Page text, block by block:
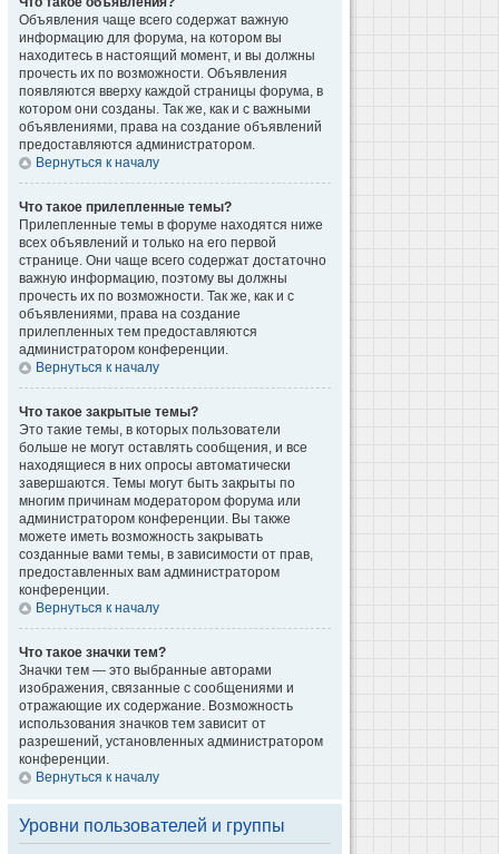
Объявления чаще всего содержат важную
информацию для форума, на котором вы
находитесь в настоящий момент, и вы должны
прочесть их по возможности. Объявления
появляются вверху каждой страницы форума, в
котором они созданы. Так же, как и с важными
объявлениями, права на создание объявлений
предоставляются администратором.
Вернуться к началу
Что такое прилепленные темы?
Прилепленные темы в форуме находятся ниже
всех объявлений и только на его первой
странице. Они чаще всего содержат достаточно
важную информацию, поэтому вы должны
прочесть их по возможности. Так же, как и с
объявлениями, права на создание
прилепленных тем предоставляются
администратором конференции.
Вернуться к началу
Что такое закрытые темы?
Это такие темы, в которых пользователи
больше не могут оставлять сообщения, и все
находящиеся в них опросы автоматически
завершаются. Темы могут быть закрыты по
многим причинам модератором форума или
администратором конференции. Вы также
можете иметь возможность закрывать
созданные вами темы, в зависимости от прав,
предоставленных вам администратором
конференции.
Вернуться к началу
Что такое значки тем?
Значки тем — это выбранные авторами
изображения, связанные с сообщениями и
отражающие их содержание. Возможность
использования значков тем зависит от
разрешений, установленных администратором
конференции.
Вернуться к началу
Уровни пользователей и группы